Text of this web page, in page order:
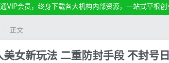
VIP会员，终身下载各大机构内部资源，一站式草根
正文
女新玩法 二重防封手段 不封号